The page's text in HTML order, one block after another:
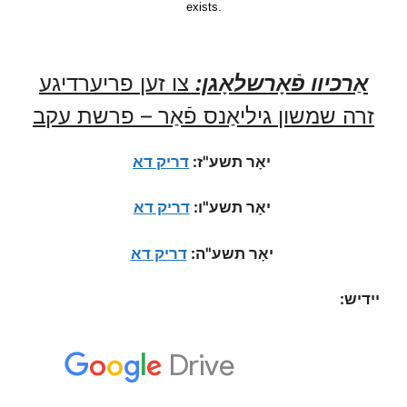
אַרכיוו פֿאָרשלאָגן: צו זען פריערדיגע
זרה שמשון גיליאַנס פֿאַר – פרשת עקב
יאָר תשע"ז: דריק דא
יאָר תשע"ו:דריק דא
יאָר תשע"ה:דריק דא
יידיש: